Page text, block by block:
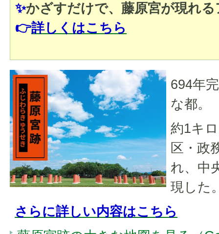
✨かざすだけで、藤原宮が現れ
👉詳しくはこちら
694年
な都。
約1キ
区・政
れ、中
現した
さらに詳しい内容はこちら